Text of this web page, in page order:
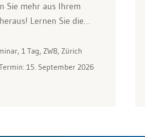
Sie mehr aus Ihrem
Lernen Sie die…
1 Tag, ZWB, Zürich
15. September 2026